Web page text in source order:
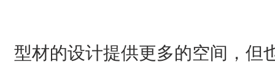
型材的设计提供更多的空间，但